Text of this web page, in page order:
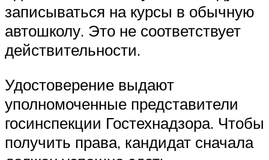
записываться на курсы в обычную
автошколу. Это не соответствует
действительности.
Удостоверение выдают
уполномоченные представители
госинспекции Гостехнадзора. Чтобы
получить права, кандидат сначала